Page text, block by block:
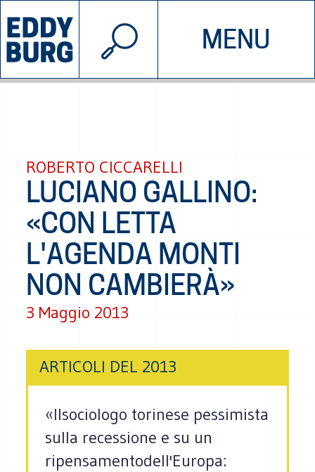
MENU
INIZIATIVE CHI SIAMO
© 2026 EDDYBURG
ROBERTO CICCARELLI
LUCIANO GALLINO:
«CON LETTA
L'AGENDA MONTI
NON CAMBIERÀ»
3 Maggio 2013
ARTICOLI DEL 2013
«Ilsociologo torinese pessimista
sulla recessione e su un
ripensamentodell'Europa: